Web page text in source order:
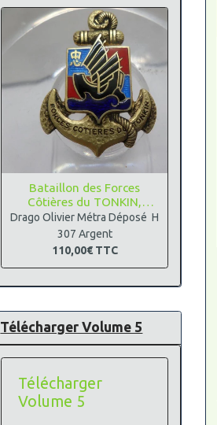
Bataillon des Forces
Côtières du TONKIN,
Argent
Drago Olivier Métra Déposé H
307 Argent
110,00€ TTC
Télécharger Volume 5
Télécharger
Volume 5